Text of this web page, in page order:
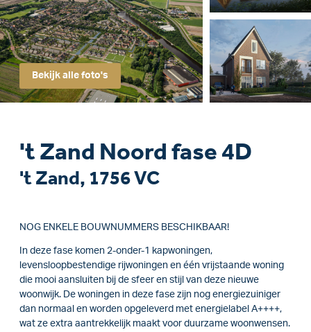
Bekijk alle foto's
't Zand Noord fase 4D
't Zand, 1756 VC
NOG ENKELE BOUWNUMMERS BESCHIKBAAR!
In deze fase komen 2-onder-1 kapwoningen,
levensloopbestendige rijwoningen en één vrijstaande woning
die mooi aansluiten bij de sfeer en stijl van deze nieuwe
woonwijk. De woningen in deze fase zijn nog energiezuiniger
dan normaal en worden opgeleverd met energielabel A++++,
wat ze extra aantrekkelijk maakt voor duurzame woonwensen.